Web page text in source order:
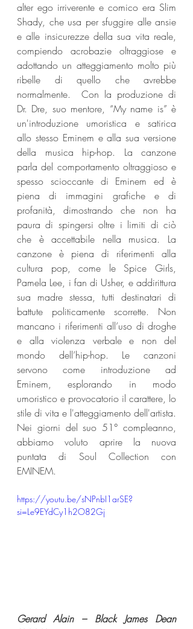
alter ego irriverente e comico era Slim
Shady, che usa per sfuggire alle ansie
e alle insicurezze della sua vita reale,
compiendo acrobazie oltraggiose e
adottando un atteggiamento molto più
ribelle di quello che avrebbe
normalmente.  Con la produzione di
Dr. Dre, suo mentore, “My name is” è
un'introduzione umoristica e satirica
allo stesso Eminem e alla sua versione
della musica hip-hop. La canzone
parla del comportamento oltraggioso e
spesso scioccante di Eminem ed è
piena di immagini grafiche e di
profanità, dimostrando che non ha
paura di spingersi oltre i limiti di ciò
che è accettabile nella musica. La
canzone è piena di riferimenti alla
cultura pop, come le Spice Girls,
Pamela Lee, i fan di Usher, e addirittura
sua madre stessa, tutti destinatari di
battute politicamente scorrette. Non
mancano i riferimenti all’uso di droghe
e alla violenza verbale e non del
mondo dell’hip-hop. Le canzoni
servono come introduzione ad
Eminem, esplorando in modo
umoristico e provocatorio il carattere, lo
stile di vita e l'atteggiamento dell'artista.
Nei giorni del suo 51° compleanno,
abbiamo voluto aprire la nuova
puntata di Soul Collection con
EMINEM.
https://youtu.be/sNPnbI1arSE?
si=Le9EYdCy1h2O82Gj
Gerard Alain – Black James Dean